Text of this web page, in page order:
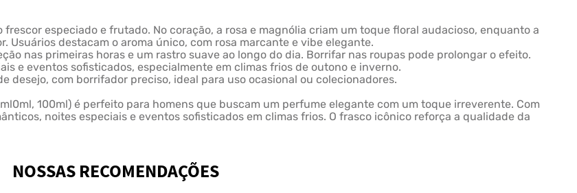
especiado e frutado. No coração, a rosa e magnólia criam um toque floral audacioso, enquanto a
Usuários destacam o aroma único, com rosa marcante e vibe elegante.
nas primeiras horas e um rastro suave ao longo do dia. Borrifar nas roupas pode prolongar o efeito.
e eventos sofisticados, especialmente em climas frios de outono e inverno.
desejo, com borrifador preciso, ideal para uso ocasional ou colecionadores.
100ml) é perfeito para homens que buscam um perfume elegante com um toque irreverente. Com
noites especiais e eventos sofisticados em climas frios. O frasco icônico reforça a qualidade da
NOSSAS RECOMENDAÇÕES